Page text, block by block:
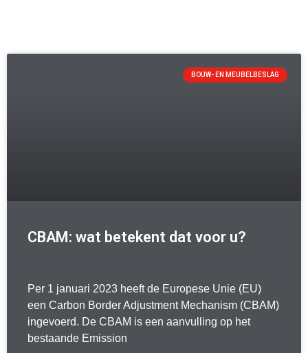
BOUW- EN MEUBELBESLAG
CBAM: wat betekent dat voor u?
Per 1 januari 2023 heeft de Europese Unie (EU)
een Carbon Border Adjustment Mechanism (CBAM)
ingevoerd. De CBAM is een aanvulling op het
bestaande Emission